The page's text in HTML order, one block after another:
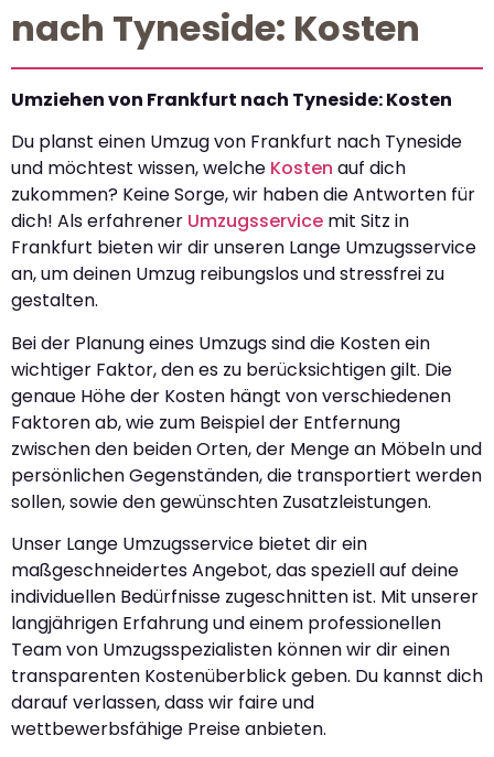
nach Tyneside: Kosten
Umziehen von Frankfurt nach Tyneside: Kosten
Du planst einen Umzug von Frankfurt nach Tyneside
und möchtest wissen, welche Kosten auf dich
zukommen? Keine Sorge, wir haben die Antworten für
dich! Als erfahrener Umzugsservice mit Sitz in
Frankfurt bieten wir dir unseren Lange Umzugsservice
an, um deinen Umzug reibungslos und stressfrei zu
gestalten.
Bei der Planung eines Umzugs sind die Kosten ein
wichtiger Faktor, den es zu berücksichtigen gilt. Die
genaue Höhe der Kosten hängt von verschiedenen
Faktoren ab, wie zum Beispiel der Entfernung
zwischen den beiden Orten, der Menge an Möbeln und
persönlichen Gegenständen, die transportiert werden
sollen, sowie den gewünschten Zusatzleistungen.
Unser Lange Umzugsservice bietet dir ein
maßgeschneidertes Angebot, das speziell auf deine
individuellen Bedürfnisse zugeschnitten ist. Mit unserer
langjährigen Erfahrung und einem professionellen
Team von Umzugsspezialisten können wir dir einen
transparenten Kostenüberblick geben. Du kannst dich
darauf verlassen, dass wir faire und
wettbewerbsfähige Preise anbieten.